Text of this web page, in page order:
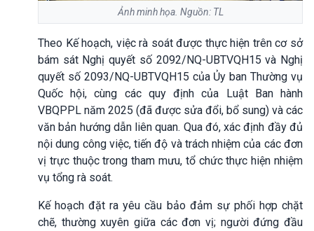
Ảnh minh họa. Nguồn: TL
Theo Kế hoạch, việc rà soát được thực hiện trên cơ sở
bám sát Nghị quyết số 2092/NQ-UBTVQH15 và Nghị
quyết số 2093/NQ-UBTVQH15 của Ủy ban Thường vụ
Quốc hội, cùng các quy định của Luật Ban hành
VBQPPL năm 2025 (đã được sửa đổi, bổ sung) và các
văn bản hướng dẫn liên quan. Qua đó, xác định đầy đủ
nội dung công việc, tiến độ và trách nhiệm của các đơn
vị trực thuộc trong tham mưu, tổ chức thực hiện nhiệm
vụ tổng rà soát.
Kế hoạch đặt ra yêu cầu bảo đảm sự phối hợp chặt
chẽ, thường xuyên giữa các đơn vị; người đứng đầu